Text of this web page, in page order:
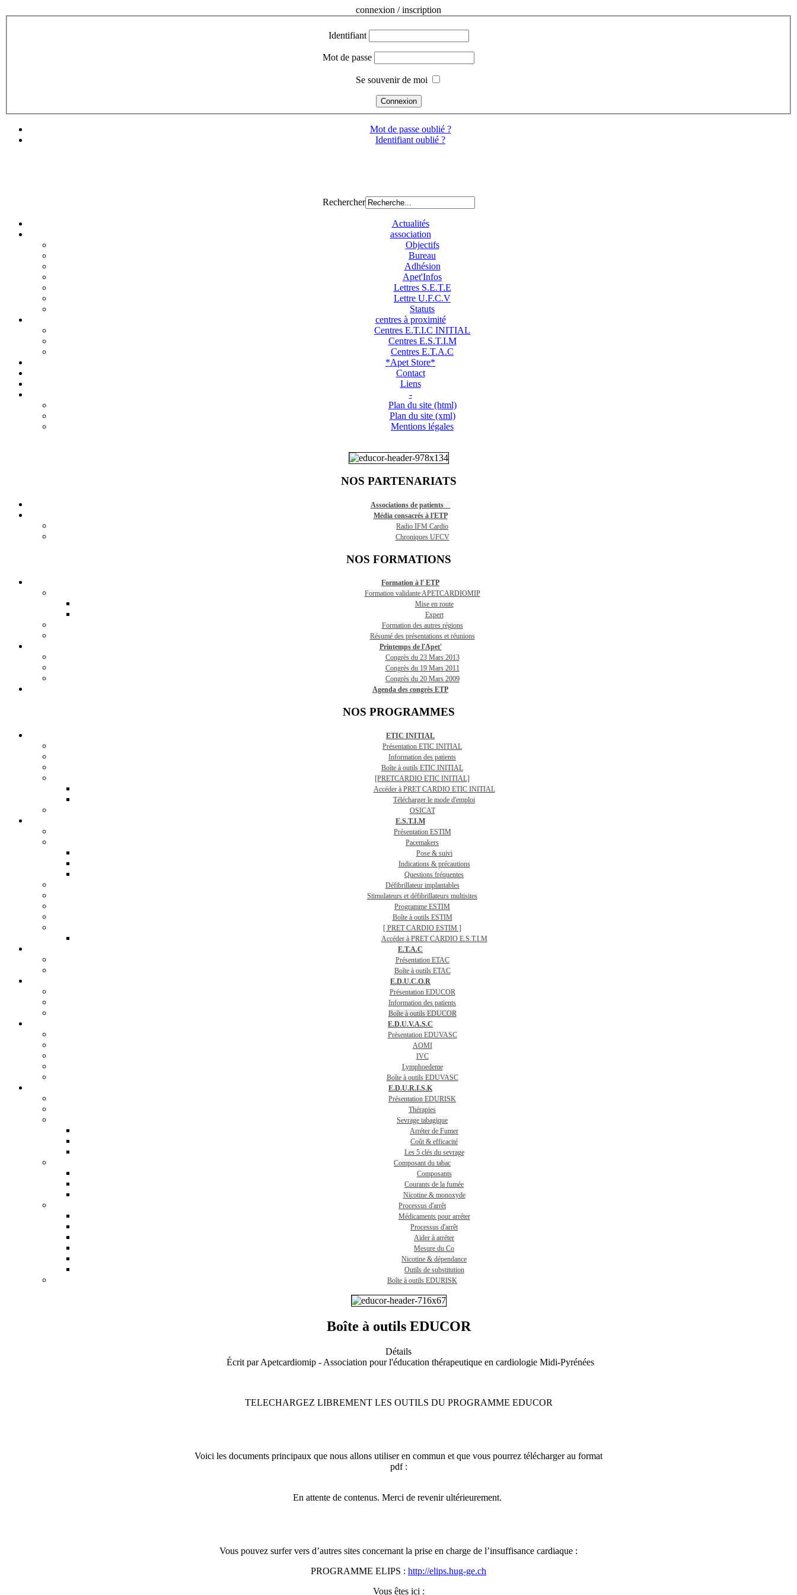
connexion / inscription
Identifiant
Mot de passe
Se souvenir de moi
Mot de passe oublié ?
Identifiant oublié ?
Rechercher
Actualités
association
Objectifs
Bureau
Adhésion
Apet'Infos
Lettres S.E.T.E
Lettre U.F.C.V
Statuts
centres à proximité
Centres E.T.I.C INITIAL
Centres E.S.T.I.M
Centres E.T.A.C
*Apet Store*
Contact
Liens
-
Plan du site (html)
Plan du site (xml)
Mentions légales
NOS PARTENARIATS
Associations de patients
Média consacrés à l'ETP
Radio IFM Cardio
Chroniques UFCV
NOS FORMATIONS
Formation à l' ETP
Formation validante APETCARDIOMIP
Mise en route
Expert
Formation des autres régions
Résumé des présentations et réunions
Printemps de l'Apet'
Congrès du 23 Mars 2013
Congrès du 19 Mars 2011
Congrès du 20 Mars 2009
Agenda des congrès ETP
NOS PROGRAMMES
ETIC INITIAL
Présentation ETIC INITIAL
Information des patients
Boîte à outils ETIC INITIAL
[PRETCARDIO ETIC INITIAL]
Accéder à PRET CARDIO ETIC INITIAL
Télécharger le mode d'emploi
OSICAT
E.S.T.I.M
Présentation ESTIM
Pacemakers
Pose & suivi
Indications & précautions
Questions fréquentes
Défibrillateur implantables
Stimulateurs et défibrillateurs multisites
Programme ESTIM
Boîte à outils ESTIM
[ PRET CARDIO ESTIM ]
Accéder à PRET CARDIO E.S.T.I.M
E.T.A.C
Présentation ETAC
Boîte à outils ETAC
E.D.U.C.O.R
Présentation EDUCOR
Information des patients
Boîte à outils EDUCOR
E.D.U.V.A.S.C
Présentation EDUVASC
AOMI
IVC
Lymphoedeme
Boîte à outils EDUVASC
E.D.U.R.I.S.K
Présentation EDURISK
Thérapies
Sevrage tabagique
Arréter de Fumer
Coût & efficacité
Les 5 clés du sevrage
Composant du tabac
Composants
Courants de la fumée
Nicotine & monoxyde
Processus d'arrêt
Médicaments pour arréter
Processus d'arrêt
Aider à arréter
Mesure du Co
Nicotine & dépendance
Outils de substitution
Boîte à outils EDURISK
Boîte à outils EDUCOR
Détails
Écrit par Apetcardiomip - Association pour l'éducation thérapeutique en cardiologie Midi-Pyrénées
TELECHARGEZ LIBREMENT LES OUTILS DU PROGRAMME EDUCOR
Voici les documents principaux que nous allons utiliser en commun et que vous pourrez télécharger au format
pdf :
En attente de contenus. Merci de revenir ultérieurement.
Vous pouvez surfer vers d’autres sites concernant la prise en charge de l’insuffisance cardiaque :
PROGRAMME ELIPS : http://elips.hug-ge.ch
Vous êtes ici :